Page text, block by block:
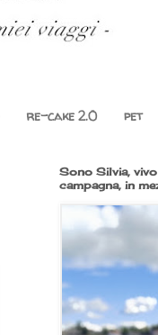
re-cake 2.0 pet
Sono Silvia,
campagna, in